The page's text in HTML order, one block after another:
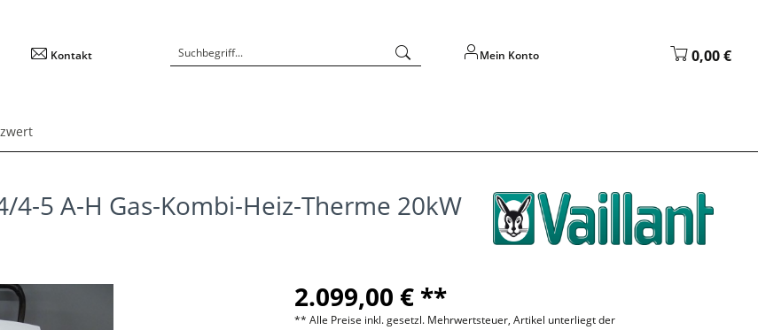
Kontakt Mein Konto 0,00 €
4-5 A-H Gas-Kombi-Heiz-Therme 20kW
2.099,00 € **
** Alle Preise inkl. gesetzl. Mehrwertsteuer, Artikel unterliegt der